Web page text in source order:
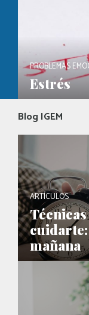
PROBLEMAS
Estrés
Blog IGEM
ARTÍCULOS
mañana